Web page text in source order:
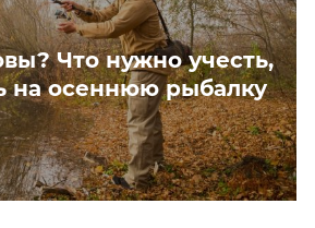
Что нужно учесть,
на осеннюю рыбалку